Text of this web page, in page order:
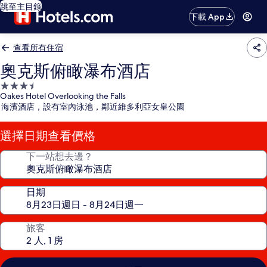
跳至主目錄
下載 App
查看所有住宿
奧克斯俯瞰瀑布酒店
3.5
星
級
住
宿
Oakes Hotel Overlooking the Falls
海濱酒店，設有室內泳池，鄰近維多利亞女皇公園
選擇日期查看價格
下一站想去邊？
日期
旅客